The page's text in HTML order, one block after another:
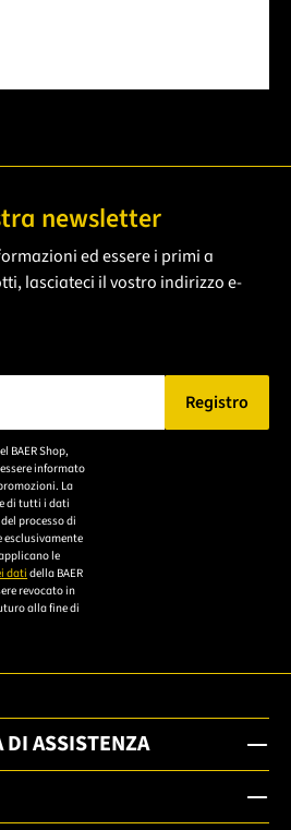
newsletter
ed essere i primi a
lasciateci il vostro indirizzo e-
E-Mail-Adresse ein.
Registro
BAER Shop,
informato
La
di tutti i dati
processo di
le
dati della BAER
revocato in
alla fine di
ASSISTENZA